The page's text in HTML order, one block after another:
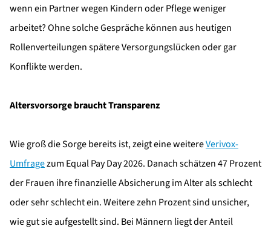
wenn ein Partner wegen Kindern oder Pflege weniger
arbeitet? Ohne solche Gespräche können aus heutigen
Rollenverteilungen spätere Versorgungslücken oder gar
Konflikte werden.
Altersvorsorge braucht Transparenz
Wie groß die Sorge bereits ist, zeigt eine weitereVerivox-
Umfragezum Equal Pay Day 2026. Danach schätzen 47 Prozent
der Frauen ihre finanzielle Absicherung im Alter als schlecht
oder sehr schlecht ein. Weitere zehn Prozent sind unsicher,
wie gut sie aufgestellt sind. Bei Männern liegt der Anteil